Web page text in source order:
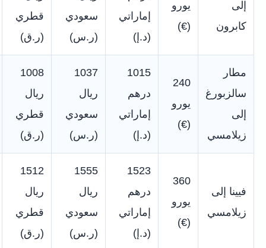
إلى
كابرون
يورو
(€)
إماراتي
(د.إ)
سعودي
(ر.س)
قطري
(ر.ق)
مطار
سالزبورغ
إلى
زيلامسي
240
يورو
(€)
1015
درهم
إماراتي
(د.إ)
1037
ريال
سعودي
(ر.س)
1008
ريال
قطري
(ر.ق)
فيينا إلى
زيلامسي
360
يورو
(€)
1523
درهم
إماراتي
(د.إ)
1555
ريال
سعودي
(ر.س)
1512
ريال
قطري
(ر.ق)